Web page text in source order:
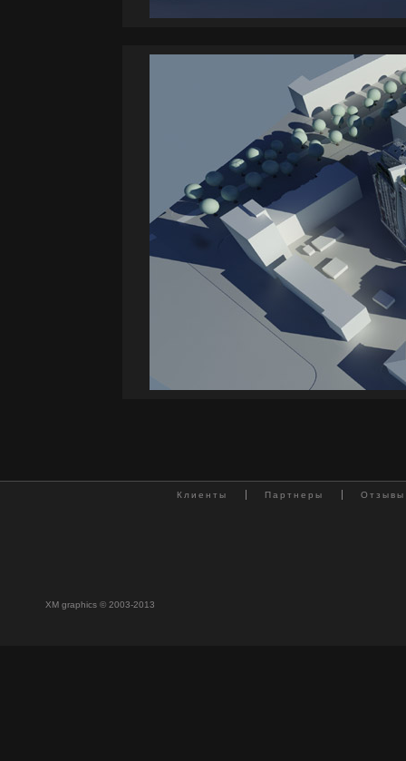
Клиенты Партнеры Отзывы
XM graphics © 2003-2013